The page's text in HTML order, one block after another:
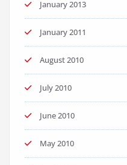
January 2013
January 2011
August 2010
July 2010
June 2010
May 2010